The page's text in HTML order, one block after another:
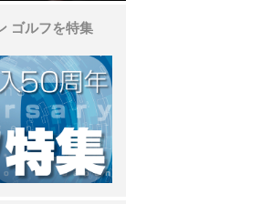
ゴルフを特集